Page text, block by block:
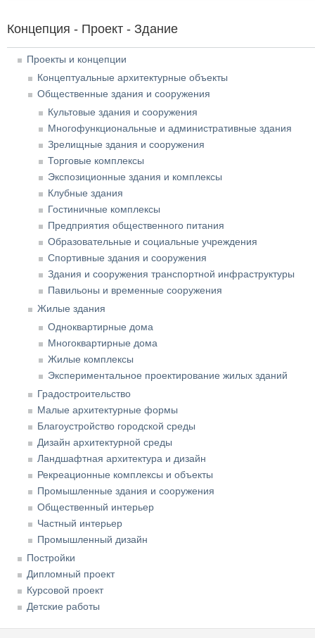
Концепция - Проект - Здание
Проекты и концепции
Концептуальные архитектурные объекты
Общественные здания и сооружения
Культовые здания и сооружения
Многофункциональные и административные здания
Зрелищные здания и сооружения
Торговые комплексы
Экспозиционные здания и комплексы
Клубные здания
Гостиничные комплексы
Предприятия общественного питания
Образовательные и социальные учреждения
Спортивные здания и сооружения
Здания и сооружения транспортной инфраструктуры
Павильоны и временные сооружения
Жилые здания
Одноквартирные дома
Многоквартирные дома
Жилые комплексы
Экспериментальное проектирование жилых зданий
Градостроительство
Малые архитектурные формы
Благоустройство городской среды
Дизайн архитектурной среды
Ландшафтная архитектура и дизайн
Рекреационные комплексы и объекты
Промышленные здания и сооружения
Общественный интерьер
Частный интерьер
Промышленный дизайн
Постройки
Дипломный проект
Курсовой проект
Детские работы